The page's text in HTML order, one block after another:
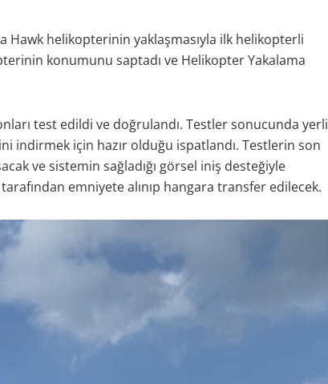
Hawk helikopterinin yaklaşmasıyla ilk helikopterli
konumunu saptadı ve Helikopter Yakalama
test edildi ve doğrulandı. Testler sonucunda yerli
indirmek için hazır olduğu ispatlandı. Testlerin son
ve sistemin sağladığı görsel iniş desteğiyle
emniyete alınıp hangara transfer edilecek.